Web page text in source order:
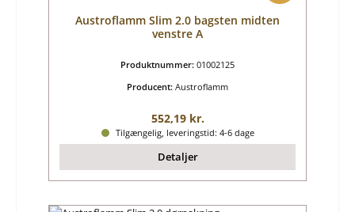
Austroflamm Slim 2.0 bagsten midten
venstre A
Produktnummer: 01002125
Producent: Austroflamm
Almindelig pris:
552,19 kr.
Tilgængelig, leveringstid: 4-6 dage
Detaljer